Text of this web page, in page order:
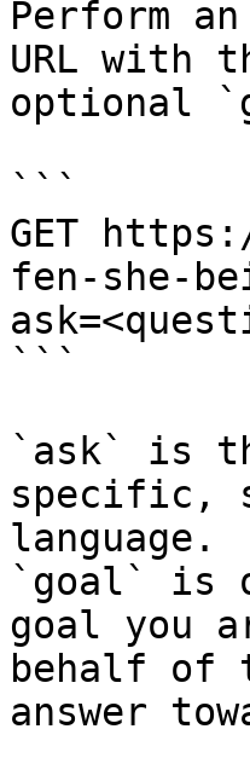
Perform
URL with
optional
```
GET
fen-she-
```
`ask` is
specific,
language.
`goal` is
goal you
behalf of
answer